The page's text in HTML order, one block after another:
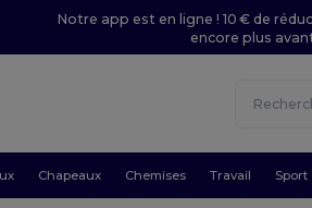
Notre app est en ligne ! 10 € de
encore plus
Chapeaux Chemises Travail Sport